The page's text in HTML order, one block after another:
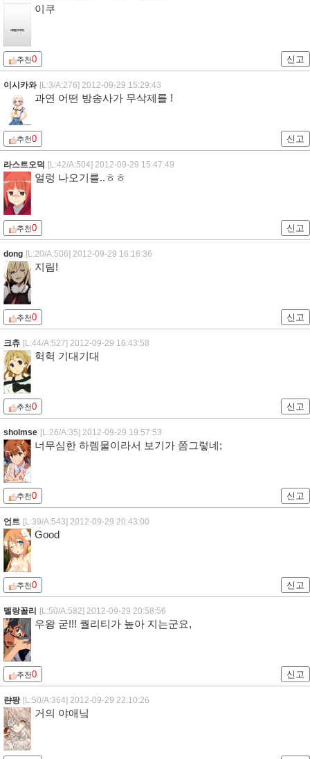
이쿠
추천0 신고
이시카와 [L:3/A:276] 2012-09-29 15:29:43
과연 어떤 방송사가 무삭제를 !
추천0 신고
라스트오덕 [L:42/A:504] 2012-09-29 15:47:49
얼렁 나오기를..ㅎㅎ
추천0 신고
dong [L:20/A:506] 2012-09-29 16:16:36
지림!
추천0 신고
크츄 [L:44/A:527] 2012-09-29 16:43:58
헉헉 기대기대
추천0 신고
sholmse [L:26/A:35] 2012-09-29 19:57:53
너무심한 하렘물이라서 보기가 쫌그렇네;
추천0 신고
언트 [L:39/A:543] 2012-09-29 20:43:00
Good
추천0 신고
멜랑꼴리 [L:50/A:582] 2012-09-29 20:58:56
우왕 굳!!! 퀄리티가 높아 지는군요,
추천0 신고
랸팡 [L:50/A:364] 2012-09-29 22:10:26
거의 야애닠